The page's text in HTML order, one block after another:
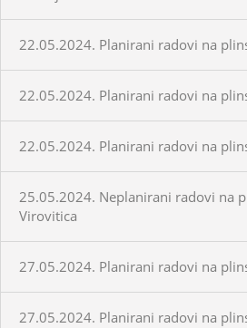
22.05.2024. Planirani radovi na
22.05.2024. Planirani radovi na
22.05.2024. Planirani radovi na
25.05.2024. Neplanirani radovi na
Virovitica
27.05.2024. Planirani radovi na
27.05.2024. Planirani radovi na